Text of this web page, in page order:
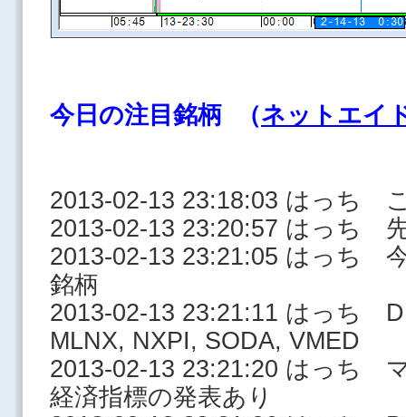
今日の注目銘柄 （ネットエイ
2013-02-13 23:18:03 はっち
2013-02-13 23:20:57 はっち
2013-02-13 23:21:05 はっち
銘柄
2013-02-13 23:21:11 はっち
MLNX, NXPI, SODA, VMED
2013-02-13 23:21:20 はっち
経済指標の発表あり